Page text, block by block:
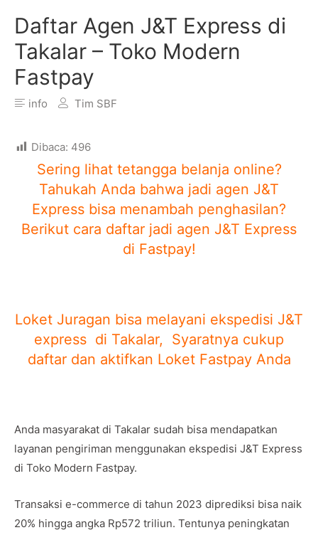
Daftar Agen J&T Express di
Takalar – Toko Modern
Fastpay
info Tim SBF
Dibaca: 496
Sering lihat tetangga belanja online?
Tahukah Anda bahwa jadi agen J&T
Express bisa menambah penghasilan?
Berikut cara daftar jadi agen J&T Express
di Fastpay!
Loket Juragan bisa melayani ekspedisi J&T
express di Takalar, Syaratnya cukup
daftar dan aktifkan Loket Fastpay Anda
Anda masyarakat di Takalar sudah bisa mendapatkan
layanan pengiriman menggunakan ekspedisi J&T Express
di Toko Modern Fastpay.
Transaksi e-commerce di tahun 2023 diprediksi bisa naik
20% hingga angka Rp572 triliun. Tentunya peningkatan